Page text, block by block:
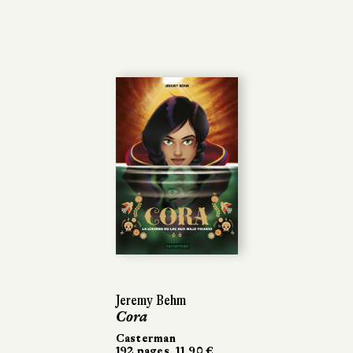
Jeremy Behm
Cora
Casterman
192 pages, 11,90 €